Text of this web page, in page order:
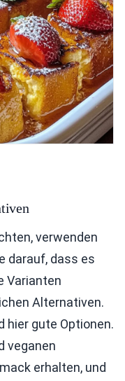
verwenden
darauf, dass es
Varianten
Alternativen.
hier gute Optionen.
veganen
erhalten, und